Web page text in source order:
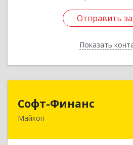
Отправить
Показать
Отправить
Назад
Софт-Финанс
Майкоп385006, Адыгея Респ,